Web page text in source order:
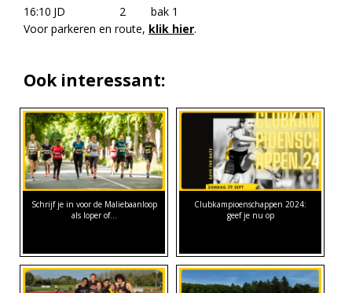
16:10 JD 2
bak 1
Voor parkeren en route, klik hier.
Ook interessant:
Schrijf je in voor de Maliebaanloop
als loper of…
Clubkampioenschappen 2024:
geef je nu op